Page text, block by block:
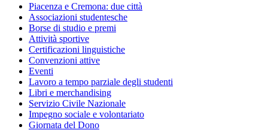
Piacenza e Cremona: due città
Associazioni studentesche
Borse di studio e premi
Attività sportive
Certificazioni linguistiche
Convenzioni attive
Eventi
Lavoro a tempo parziale degli studenti
Libri e merchandising
Servizio Civile Nazionale
Impegno sociale e volontariato
Giornata del Dono